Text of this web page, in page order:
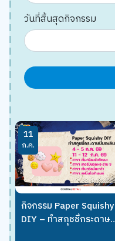
วันที่สิ้นสุดกิจกรรม
11
ก.ค.
กิจกรรม Paper Squishy
DIY – ทำสกุชชี่กระดาษ